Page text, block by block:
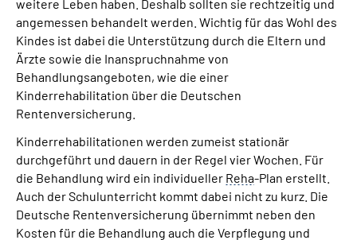
Online-Services
Suche
Language
Leichte Sprache
weitere Leben haben. Deshalb sollten sie rechtzeitig und
angemessen behandelt werden. Wichtig für das Wohl des
Kindes ist dabei die Unterstützung durch die Eltern und
Ärzte sowie die Inanspruchnahme von
Behandlungsangeboten, wie die einer
Kinderrehabilitation über die Deutschen
Rentenversicherung.
Kinderrehabilitationen werden zumeist stationär
durchgeführt und dauern in der Regel vier Wochen. Für
die Behandlung wird ein individueller Reha-Plan erstellt.
Auch der Schulunterricht kommt dabei nicht zu kurz. Die
Deutsche Rentenversicherung übernimmt neben den
Kosten für die Behandlung auch die Verpflegung und